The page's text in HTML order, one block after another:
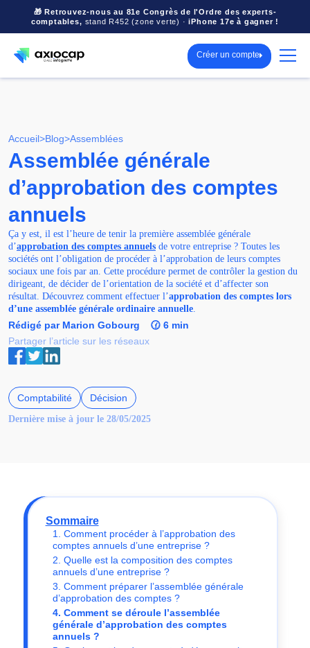
🎁 Retrouvez-nous au 81e Congrès de l'Ordre des experts-
comptables, stand R452 (zone verte) · iPhone 17e à gagner !
Créer un compte
Accueil >Blog>Assemblées
Assemblée générale
d’approbation des comptes
annuels
Ça y est, il est l’heure de tenir la première assemblée générale
d’approbation des comptes annuels de votre entreprise ? Toutes les
sociétés ont l’obligation de procéder à l’approbation de leurs comptes
sociaux une fois par an. Cette procédure permet de contrôler la gestion du
dirigeant, de décider de l’orientation de la société et d’affecter son
résultat. Découvrez comment effectuer l’approbation des comptes lors
d’une assemblée générale ordinaire annuelle.
Rédigé par Marion Gobourg
🕜 6 min
Partager l’article sur les réseaux
Comptabilité Décision
Dernière mise à jour le 28/05/2025
Sommaire
1. Comment procéder à l’approbation des
comptes annuels d’une entreprise ?
2. Quelle est la composition des comptes
annuels d’une entreprise ?
3. Comment préparer l’assemblée générale
d’approbation des comptes ?
4. Comment se déroule l’assemblée
générale d’approbation des comptes
annuels ?